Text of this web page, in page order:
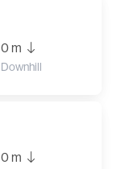
0 m
Downhill
0 m